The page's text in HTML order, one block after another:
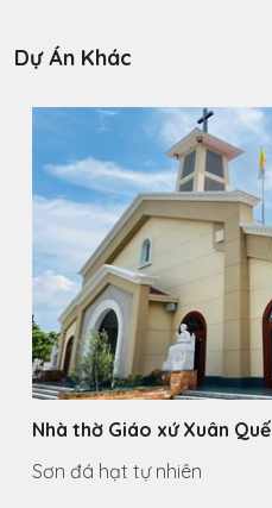
Dự Án Khác
Nhà thờ Giáo xứ Xuân Quế
Sơn đá hạt tự nhiên